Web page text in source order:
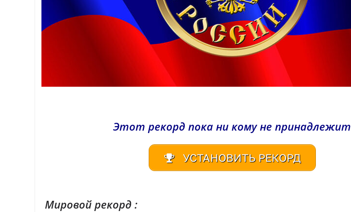
Этот рекорд пока ни кому не принадлежит
УСТАНОВИТЬ РЕКОРД
Мировой рекорд :